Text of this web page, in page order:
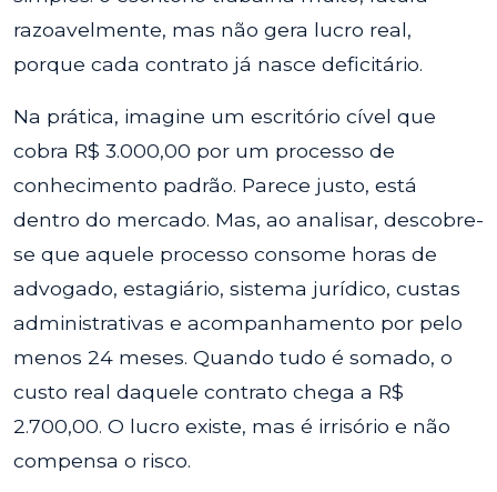
razoavelmente, mas não gera lucro real,
porque cada contrato já nasce deficitário.
Na prática, imagine um escritório cível que
cobra R$ 3.000,00 por um processo de
conhecimento padrão. Parece justo, está
dentro do mercado. Mas, ao analisar, descobre-
se que aquele processo consome horas de
advogado, estagiário, sistema jurídico, custas
administrativas e acompanhamento por pelo
menos 24 meses. Quando tudo é somado, o
custo real daquele contrato chega a R$
2.700,00. O lucro existe, mas é irrisório e não
compensa o risco.